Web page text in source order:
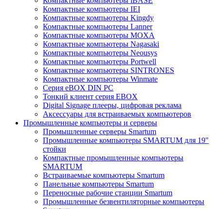
Компактные компьютеры IEI
Компактные компьютеры Kingdy
Компактные компьютеры Lanner
Компактные компьютеры MOXA
Компактные компьютеры Nagasaki
Компактные компьютеры Neousys
Компактные компьютеры Portwell
Компактные компьютеры SINTRONES
Компактные компьютеры Winmate
Серия eBOX DIN PC
Тонкий клиент серия EBOX
Digital Signage плееры, цифровая реклама
Аксессуары для встраиваемых компьютеров
Промышленные компьютеры и серверы
Промышленные серверы Smartum
Промышленные компьютеры SMARTUM для 19"
стойки
Компактные промышленные компьютеры
SMARTUM
Встраиваемые компьютеры Smartum
Панельные компьютеры Smartum
Переносные рабочие станции Smartum
Промышленные безвентиляторные компьютеры